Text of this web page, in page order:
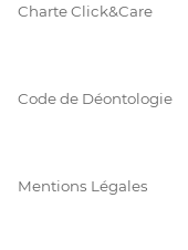
Charte Click&Care
Code de Déontologie
Mentions Légales